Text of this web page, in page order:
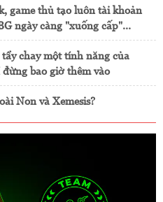
game thủ tạo luôn tài khoản
ngày càng "xuống cấp"…
chay một tính năng của
bao giờ thêm vào
Non và Xemesis?